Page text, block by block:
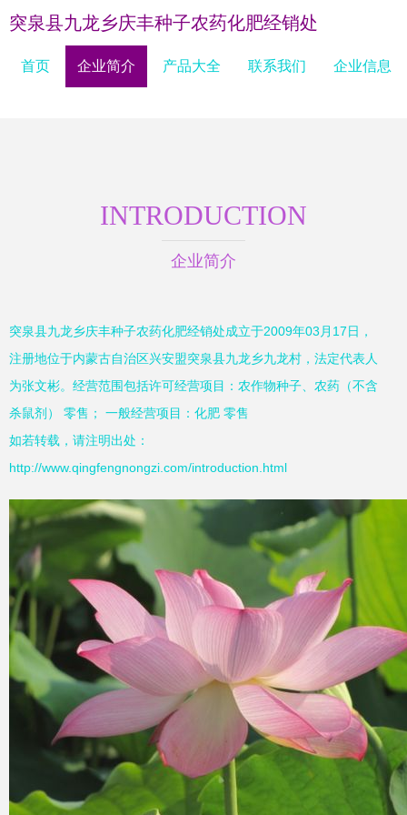
突泉县九龙乡庆丰种子农药化肥经销处
首页 企业简介 产品大全 联系我们 企业信息
INTRODUCTION
企业简介
突泉县九龙乡庆丰种子农药化肥经销处成立于2009年03月17日，
注册地位于内蒙古自治区兴安盟突泉县九龙乡九龙村，法定代表人
为张文彬。经营范围包括许可经营项目：农作物种子、农药（不含
杀鼠剂） 零售； 一般经营项目：化肥 零售
如若转载，请注明出处：
http://www.qingfengnongzi.com/introduction.html